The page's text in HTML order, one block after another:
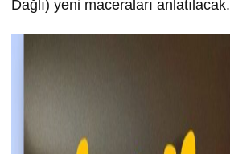
Dağlı) yeni maceraları anlatılacak.